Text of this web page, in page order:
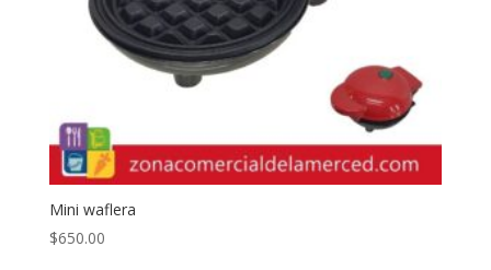
Mini waflera
$650.00